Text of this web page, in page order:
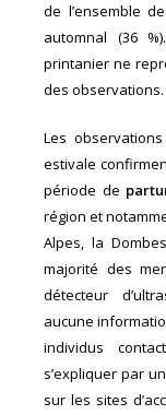
de l’ensemble
automnal (36
printanier ne
des observations.
Les
estivale
période de
région et
Alpes, la
majorité des
détecteur
aucune
individus
s’expliquer par
sur les sites